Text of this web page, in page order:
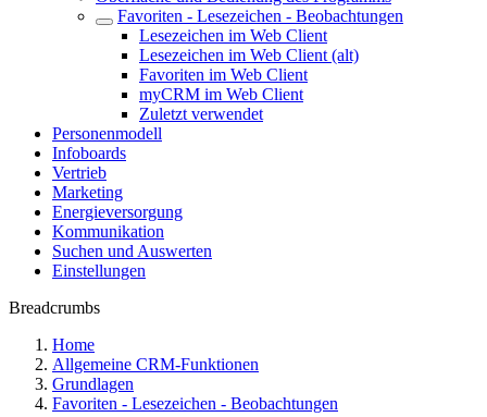
Favoriten - Lesezeichen - Beobachtungen
Lesezeichen im Web Client
Lesezeichen im Web Client (alt)
Favoriten im Web Client
myCRM im Web Client
Zuletzt verwendet
Personenmodell
Infoboards
Vertrieb
Marketing
Energieversorgung
Kommunikation
Suchen und Auswerten
Einstellungen
Breadcrumbs
Home
Allgemeine CRM-Funktionen
Grundlagen
Favoriten - Lesezeichen - Beobachtungen